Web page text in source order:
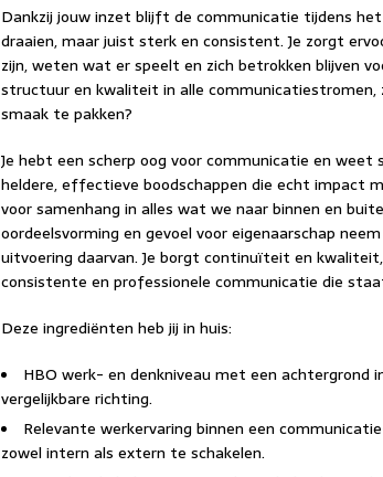
Dankzij jouw inzet blijft de communicatie tijdens
draaien, maar juist sterk en consistent. Je zorgt
zijn, weten wat er speelt en zich betrokken blijven
structuur en kwaliteit in alle communicatiestromen,
smaak te pakken?
Je hebt een scherp oog voor communicatie en
heldere, effectieve boodschappen die echt impact
voor samenhang in alles wat we naar binnen en
oordeelsvorming en gevoel voor eigenaarschap
uitvoering daarvan. Je borgt continuïteit en
consistente en professionele communicatie die
Deze ingrediënten heb jij in huis:
HBO werk- en denkniveau met een achtergrond
vergelijkbare richting.
Relevante werkervaring binnen een
zowel intern als extern te schakelen.